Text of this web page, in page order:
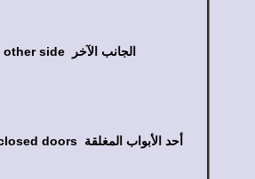
The other side الجانب الآخر
One of the closed doors أحد الأبواب المغلقة